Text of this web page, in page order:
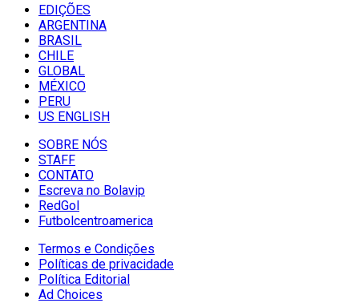
EDIÇÕES
ARGENTINA
BRASIL
CHILE
GLOBAL
MÉXICO
PERU
US ENGLISH
SOBRE NÓS
STAFF
CONTATO
Escreva no Bolavip
RedGol
Futbolcentroamerica
Termos e Condições
Políticas de privacidade
Política Editorial
Ad Choices